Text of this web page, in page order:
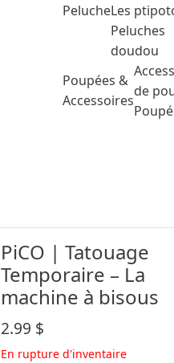
PelucheLes
Peluches
doudou
Poupées &
Accessoires
de
PiCO | Tatouage
Temporaire – La
machine à bisous
2.99 $
En rupture d'inventaire